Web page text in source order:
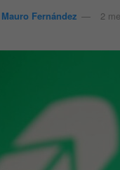
Mauro Fernández 2